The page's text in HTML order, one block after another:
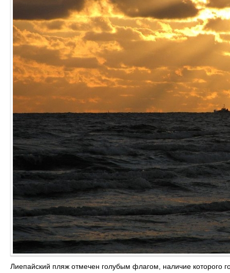
Лиепайский пляж отмечен голубым флагом, наличие которого